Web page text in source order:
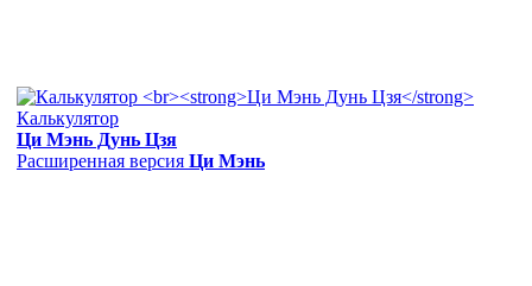
Калькулятор
Ци Мэнь Дунь Цзя
Расширенная версия Ци Мэнь